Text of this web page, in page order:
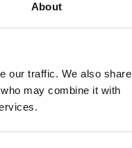
About
our traffic. We also share
may combine it with